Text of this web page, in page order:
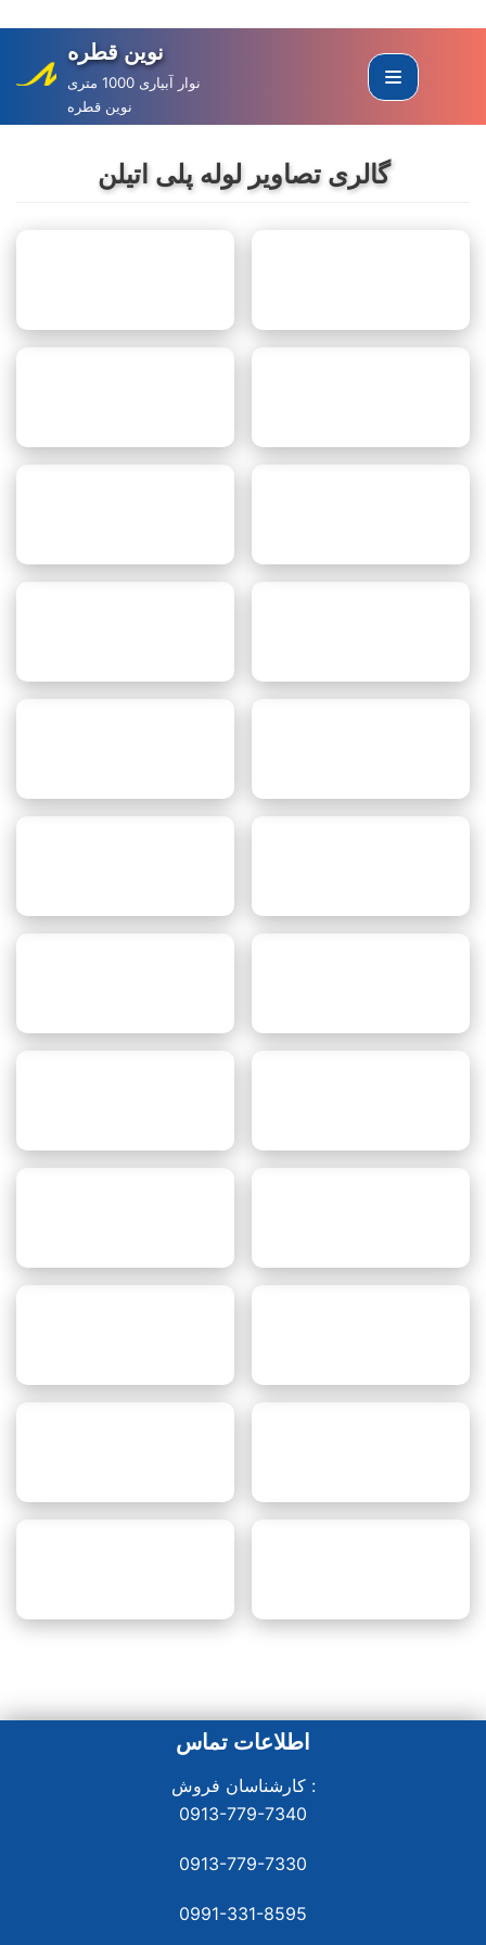
to
content
نوین قطره
نوار آبیاری 1000 متری
نوین قطره
گالری تصاویر لوله پلی اتیلن
اطلاعات تماس
کارشناسان فروش :
0913-779-7340
0913-779-7330
0991-331-8595